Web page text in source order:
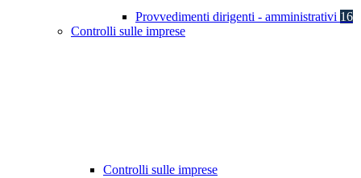
Provvedimenti dirigenti - amministrativi 16
Controlli sulle imprese
Controlli sulle imprese